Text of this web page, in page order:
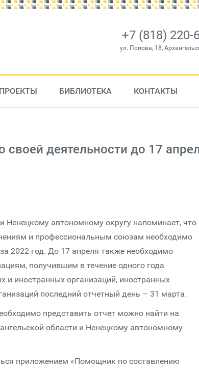
+7 (818) 220-
ул. Попова, 18,
ПРОЕКТЫ БИБЛИОТЕКА КОНТАКТЫ
деятельности до 17
Ненецкому автономному округу напоминает, что
и профессиональным союзам необходимо
2022 год. До 17 апреля также необходимо
получившим в течение одного года
иностранных организаций, иностранных
последний отчетный день – 31 марта.
представить отчет можно найти на
области и Ненецкому автономному
приложением «Помощник по составлению